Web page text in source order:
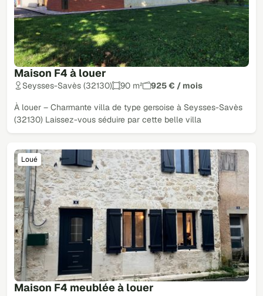
Maison F4 à louer
Seysses-Savès (32130) 90 m² 925 € / mois
À louer – Charmante villa de type gersoise à Seysses-Savès
(32130) Laissez-vous séduire par cette belle villa
Maison F4 meublée à louer
Loué